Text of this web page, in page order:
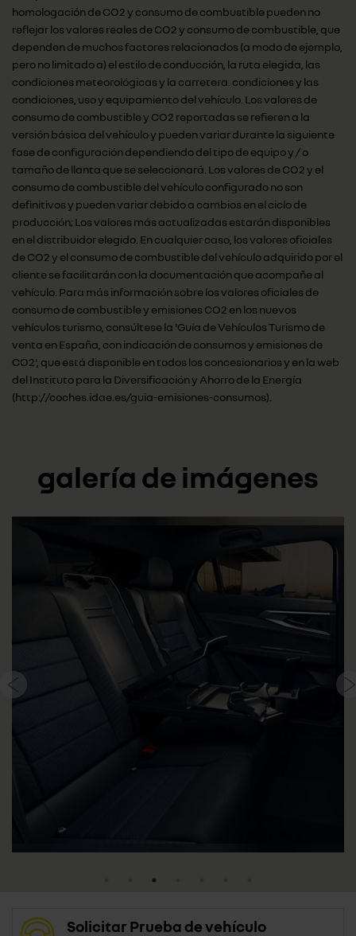
homologación de CO2 y consumo de combustible pueden no
reflejar los valores reales de CO2 y consumo de combustible, que
dependen de muchos factores relacionados (a modo de ejemplo,
pero no limitado a) el estilo de conducción, la ruta elegida, las
condiciones meteorológicas y la carretera. condiciones y las
condiciones, uso y equipamiento del vehículo. Los valores de
consumo de combustible y CO2 reportadas se refieren a la
versión básica del vehículo y pueden variar durante la siguiente
fase de configuración dependiendo del tipo de equipo y / o
tamaño de llanta que se seleccionará. Los valores de CO2 y el
consumo de combustible del vehículo configurado no son
definitivos y pueden variar debido a cambios en el ciclo de
producción; Los valores más actualizadas estarán disponibles
en el distribuidor elegido. En cualquier caso, los valores oficiales
de CO2 y el consumo de combustible del vehículo adquirido por el
cliente se facilitarán con la documentación que acompañe al
vehículo. Para más información sobre los valores oficiales de
consumo de combustible y emisiones CO2 en los nuevos
vehículos turismo, consúltese la 'Guía de Vehículos Turismo de
venta en España, con indicación de consumos y emisiones de
CO2', que está disponible en todos los concesionarios y en la web
del Instituto para la Diversificación y Ahorro de la Energía
(http://coches.idae.es/guia-emisiones-consumos).
galería de imágenes
Solicitar Prueba de vehículo